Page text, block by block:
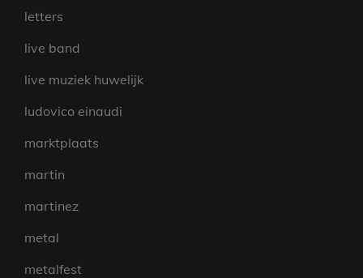
letters
live band
live muziek huwelijk
ludovico einaudi
marktplaats
martin
martinez
metal
metalfest